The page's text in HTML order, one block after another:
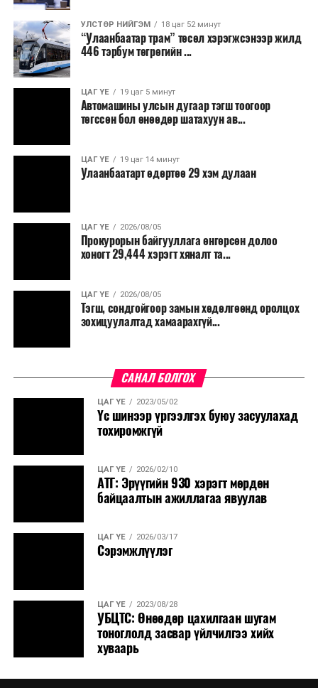
8,238.6 төгрөг, жилд 1.7 сая гаруй төгрөгийн
шатахууны зардлыг зөвхөн түгжрэлд алддаг аж.
“Улаанбаатар трам” төсөл хэрэгжиж, авто замын
ачаалал буурснаар трассын дагуух автомашинуудын
шатахууны хэмнэлт жилд 446 тэрбум төгрөгт хүрэх
боломжтой гэсэн тооцоог техник, эдийн засгийн
үндэслэлд тусгажээ.
Төсөл хэрэгжсэнээр иргэдийн зорчих хугацаа
богиносож, түгжрэлээс үүдэлтэй эдийн засгийн
тогтолцоо бүрдэх ач холбогдолтой юм.
УЛСТӨР НИЙГЭМ 18 цаг 52 минут
“Улаанбаатар трам” төсөл хэрэгжсэнээр жилд
446 тэрбум төгрөгийн ...
ЦАГ ҮЕ 19 цаг 5 минут
Автомашины улсын дугаар тэгш тоогоор
төгссөн бол өнөөдөр шатахуун ав...
ЦАГ ҮЕ 19 цаг 14 минут
Улаанбаатарт өдөртөө 29 хэм дулаан
ЦАГ ҮЕ 2026/08/05
Прокурорын байгууллага өнгөрсөн долоо
хоногт 29,444 хэрэгт хяналт та...
ЦАГ ҮЕ 2026/08/05
Тэгш, сондгойгоор замын хөдөлгөөнд оролцох
зохицуулалтад хамаарахгүй...
САНАЛ БОЛГОХ
ЦАГ ҮЕ 2023/05/02
Үс шинээр үргээлгэх буюу засуулахад
тохиромжгүй
ЦАГ ҮЕ 2026/02/10
АТГ: Эрүүгийн 930 хэрэгт мөрдөн
байцаалтын ажиллагаа явуулав
ЦАГ ҮЕ 2026/03/17
Сэрэмжлүүлэг
ЦАГ ҮЕ 2023/08/28
УБЦТС: Өнөөдөр цахилгаан шугам
тоноглолд засвар үйлчилгээ хийх
хуваарь